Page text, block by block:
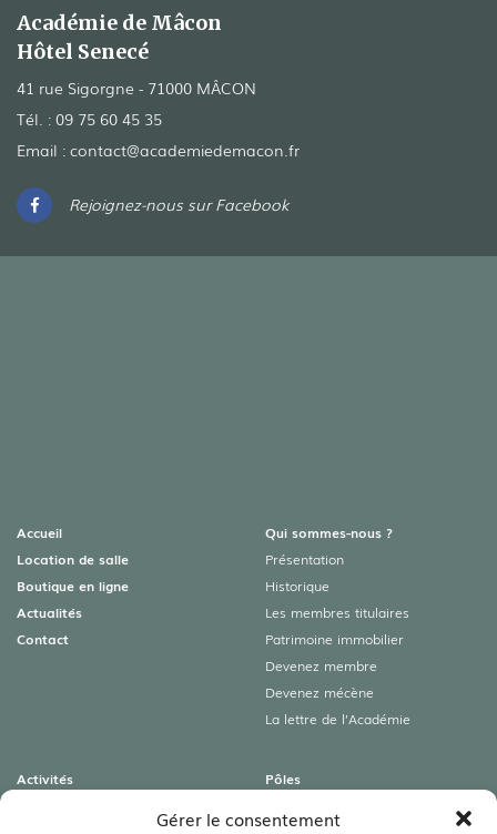
Gérer le consentement
Académie de Mâcon
Hôtel Senecé
41 rue Sigorgne - 71000 MÂCON
Tél. : 09 75 60 45 35
Email : contact@academiedemacon.fr
Rejoignez-nous sur Facebook
Accueil
Location de salle
Boutique en ligne
Actualités
Contact
Qui sommes-nous ?
Présentation
Historique
Les membres titulaires
Patrimoine immobilier
Devenez membre
Devenez mécène
La lettre de l’Académie
Activités
Pôles